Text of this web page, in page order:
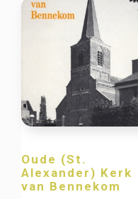
Oude (St.
Alexander) Kerk
van Bennekom